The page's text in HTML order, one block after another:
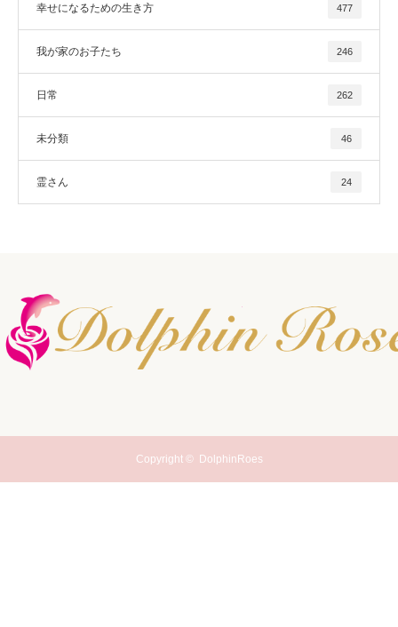
幸せになるための生き方 477
我が家のお子たち 246
日常 262
未分類 46
霊さん 24
Copyright © DolphinRoes